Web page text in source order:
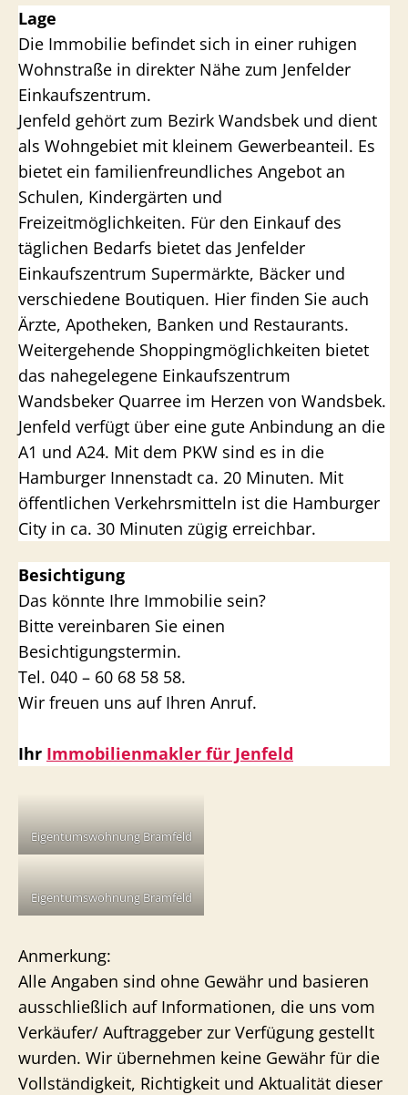
Lage
Die Immobilie befindet sich in einer ruhigen
Wohnstraße in direkter Nähe zum Jenfelder
Einkaufszentrum.
Jenfeld gehört zum Bezirk Wandsbek und dient
als Wohngebiet mit kleinem Gewerbeanteil. Es
bietet ein familienfreundliches Angebot an
Schulen, Kindergärten und
Freizeitmöglichkeiten. Für den Einkauf des
täglichen Bedarfs bietet das Jenfelder
Einkaufszentrum Supermärkte, Bäcker und
verschiedene Boutiquen. Hier finden Sie auch
Ärzte, Apotheken, Banken und Restaurants.
Weitergehende Shoppingmöglichkeiten bietet
das nahegelegene Einkaufszentrum
Wandsbeker Quarree im Herzen von Wandsbek.
Jenfeld verfügt über eine gute Anbindung an die
A1 und A24. Mit dem PKW sind es in die
Hamburger Innenstadt ca. 20 Minuten. Mit
öffentlichen Verkehrsmitteln ist die Hamburger
City in ca. 30 Minuten zügig erreichbar.
Besichtigung
Das könnte Ihre Immobilie sein?
Bitte vereinbaren Sie einen
Besichtigungstermin.
Tel. 040 – 60 68 58 58.
Wir freuen uns auf Ihren Anruf.
Ihr Immobilienmakler für Jenfeld
Eigentumswohnung Bramfeld
Eigentumswohnung Bramfeld
Anmerkung:
Alle Angaben sind ohne Gewähr und basieren
ausschließlich auf Informationen, die uns vom
Verkäufer/ Auftraggeber zur Verfügung gestellt
wurden. Wir übernehmen keine Gewähr für die
Vollständigkeit, Richtigkeit und Aktualität dieser